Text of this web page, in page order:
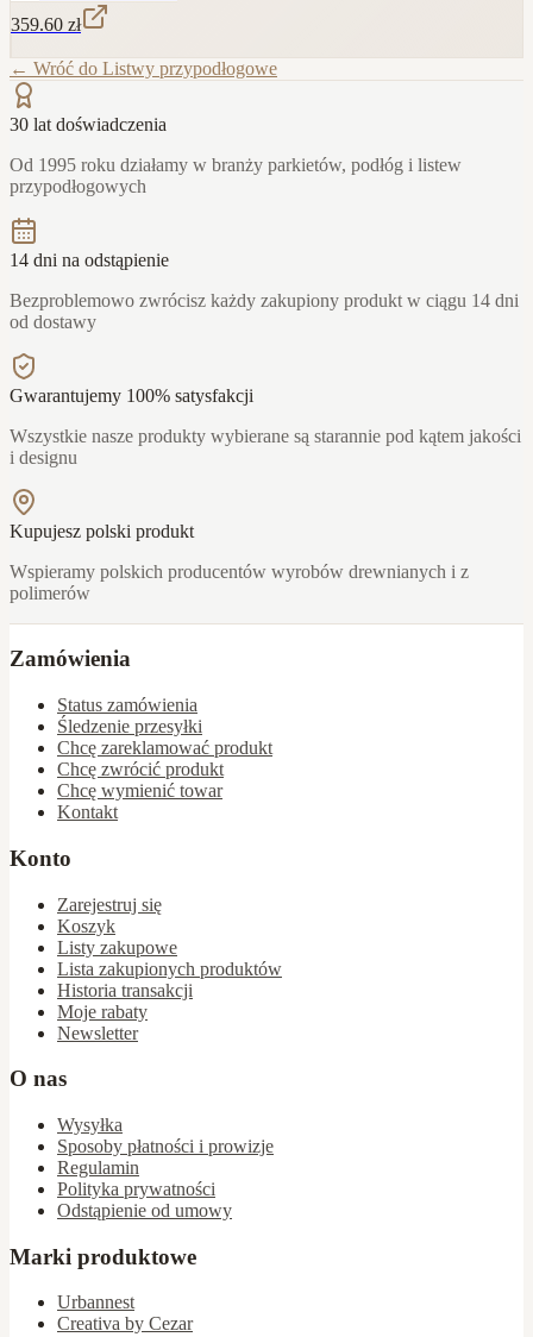
359.60 zł
← Wróć do Listwy przypodłogowe
30 lat doświadczenia
Od 1995 roku działamy w branży parkietów, podłóg i listew
przypodłogowych
14 dni na odstąpienie
Bezproblemowo zwrócisz każdy zakupiony produkt w ciągu 14 dni
od dostawy
Gwarantujemy 100% satysfakcji
Wszystkie nasze produkty wybierane są starannie pod kątem jakości
i designu
Kupujesz polski produkt
Wspieramy polskich producentów wyrobów drewnianych i z
polimerów
Zamówienia
Status zamówienia
Śledzenie przesyłki
Chcę zareklamować produkt
Chcę zwrócić produkt
Chcę wymienić towar
Kontakt
Konto
Zarejestruj się
Koszyk
Listy zakupowe
Lista zakupionych produktów
Historia transakcji
Moje rabaty
Newsletter
O nas
Wysyłka
Sposoby płatności i prowizje
Regulamin
Polityka prywatności
Odstąpienie od umowy
Marki produktowe
Urbannest
Creativa by Cezar